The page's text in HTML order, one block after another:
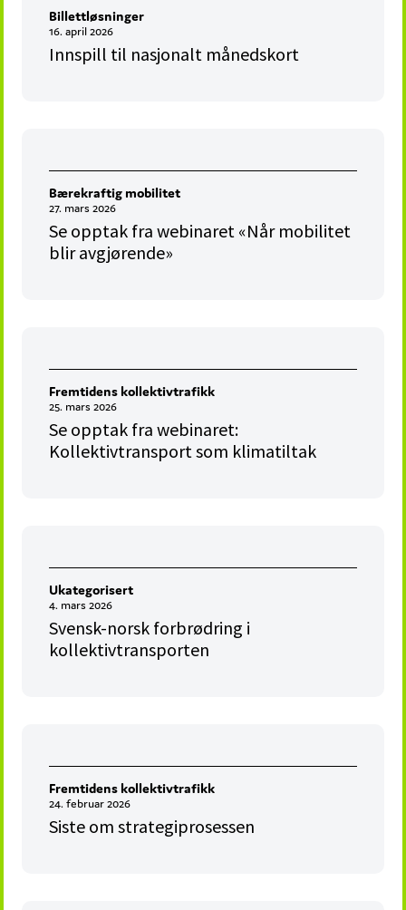
Billettløsninger
16. april 2026
Innspill til nasjonalt månedskort
Bærekraftig mobilitet
27. mars 2026
Se opptak fra webinaret «Når mobilitet
blir avgjørende»
Fremtidens kollektivtrafikk
25. mars 2026
Se opptak fra webinaret:
Kollektivtransport som klimatiltak
Ukategorisert
4. mars 2026
Svensk-norsk forbrødring i
kollektivtransporten
Fremtidens kollektivtrafikk
24. februar 2026
Siste om strategiprosessen